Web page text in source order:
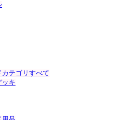
テゴリすべて
ッキ